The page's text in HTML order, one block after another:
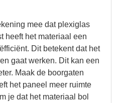
mee dat plexiglas
heeft het materiaal een
Dit betekent dat het
gaat werken. Dit kan een
Maak de boorgaten
het paneel meer ruimte
je dat het materiaal bol